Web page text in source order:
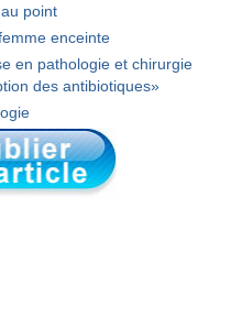
point
enceinte
en pathologie et chirurgie
des antibiotiques»